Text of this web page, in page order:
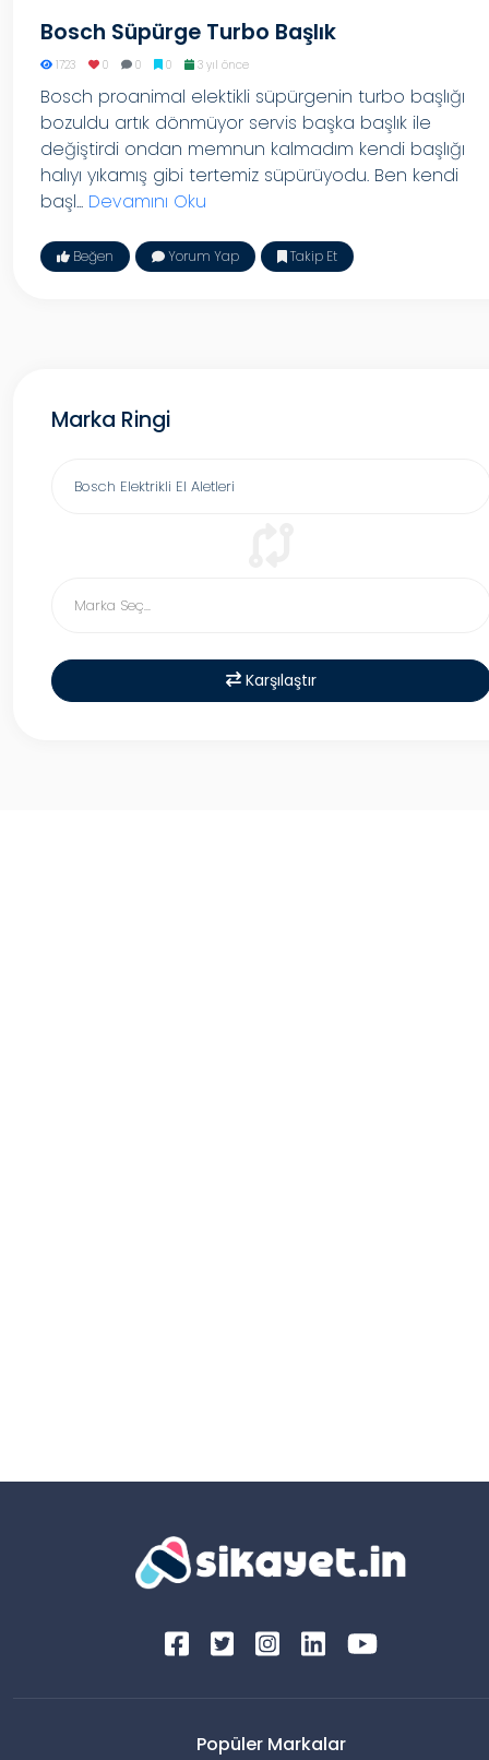
Bosch Süpürge Turbo Başlık
1723 0 0 0 3 yıl önce
Bosch proanimal elektikli süpürgenin turbo başlığı
bozuldu artık dönmüyor servis başka başlık ile
değiştirdi ondan memnun kalmadım kendi başlığı
halıyı yıkamış gibi tertemiz süpürüyodu. Ben kendi
başl... Devamını Oku
Beğen Yorum Yap Takip Et
Marka Ringi
Karşılaştır
Popüler Markalar